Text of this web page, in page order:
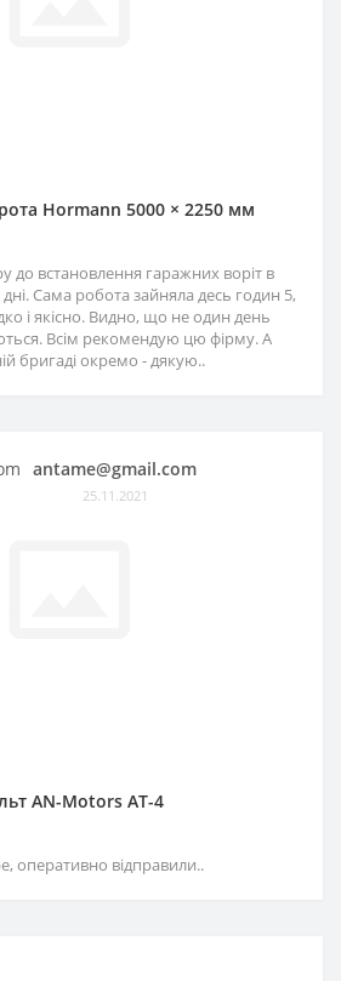
Hormann 5000 × 2250 мм
до встановлення гаражних воріт в
Сама робота зайняла десь годин 5,
і якісно. Видно, що не один день
Всім рекомендую цю фірму. А
бригаді окремо - дякую..
antame@gmail.com
25.11.2021
AN-Motors AT-4
оперативно відправили..